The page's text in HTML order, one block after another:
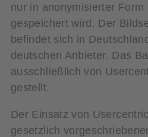
nur in anonymisierter
gespeichert wird. Der
befindet sich in
deutschen Anbieter. Das
ausschließlich von
gestellt.
Der Einsatz von
gesetzlich